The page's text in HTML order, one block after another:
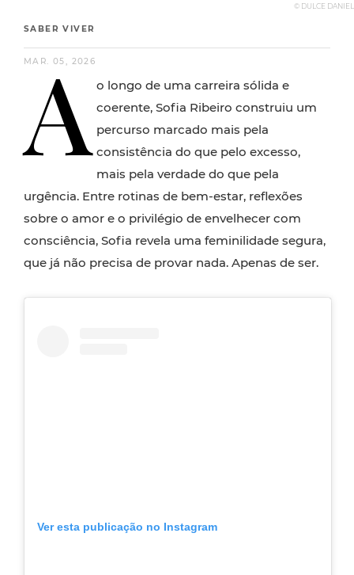
© DULCE DANIEL
SABER VIVER
MAR. 05, 2026
A o longo de uma carreira sólida e
coerente, Sofia Ribeiro construiu um
percurso marcado mais pela
consistência do que pelo excesso,
mais pela verdade do que pela
urgência. Entre rotinas de bem-estar, reflexões
sobre o amor e o privilégio de envelhecer com
consciência, Sofia revela uma feminilidade segura,
que já não precisa de provar nada. Apenas de ser.
Ver esta publicação no Instagram